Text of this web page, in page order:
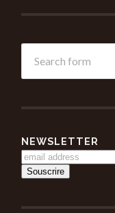
NEWSLETTER